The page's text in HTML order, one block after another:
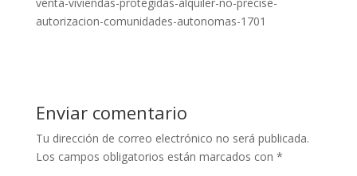
autorizacion-comunidades-autonomas-1701
Enviar comentario
Tu dirección de correo electrónico no será publicada.
Los campos obligatorios están marcados con *